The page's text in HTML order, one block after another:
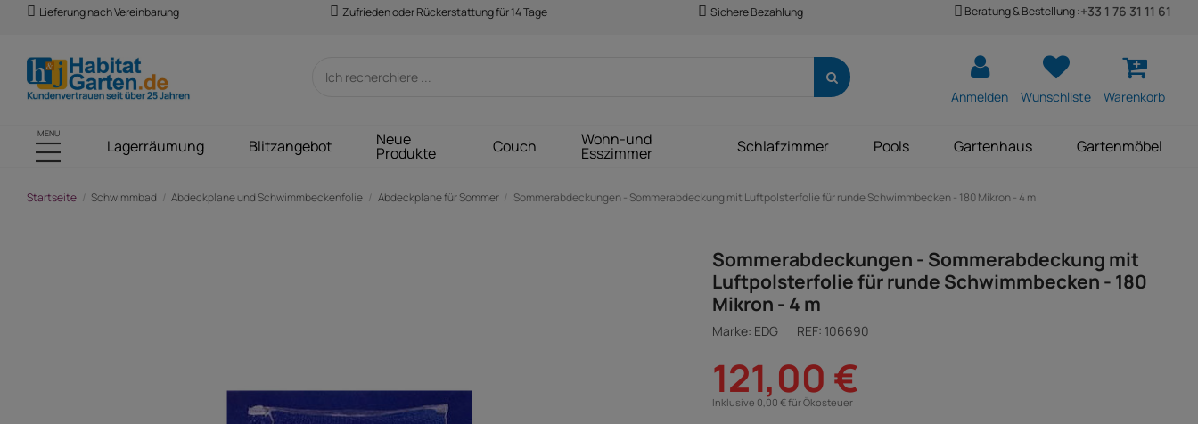
Lieferung nach Vereinbarung Zufrieden oder Rückerstattung für 14 Tage Sichere Bezahlung Beratung & Bestellung :+33 1 76 31 11 61
Anmelden Wunschliste Warenkorb
MENU
Lagerräumung Blitzangebot Neue
Produkte Couch Wohn-und
Esszimmer Schlafzimmer Pools Gartenhaus Gartenmöbel
Startseite Schwimmbad Abdeckplane und Schwimmbeckenfolie Abdeckplane für Sommer Sommerabdeckungen - Sommerabdeckung mit Luftpolsterfolie für runde Schwimmbecken - 180 Mikron - 4 m
Sommerabdeckungen - Sommerabdeckung mit
Luftpolsterfolie für runde Schwimmbecken - 180
Mikron - 4 m
Marke: EDG REF: 106690
121,00 €
Inklusive 0,00 € für Ökosteuer